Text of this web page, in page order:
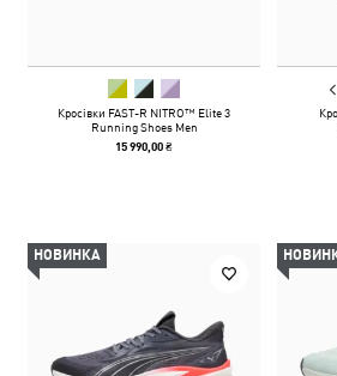
Кросівки FAST-R NITRO™ Elite 3
Running Shoes Men
15 990,00 ₴
НОВИНКА